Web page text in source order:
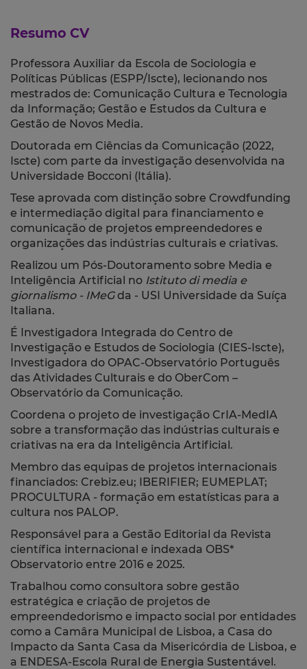
Resumo CV
Professora Auxiliar da Escola de Sociologia e
Políticas Públicas (ESPP/Iscte), lecionando nos
mestrados de: Comunicação Cultura e Tecnologia
da Informação; Gestão e Estudos da Cultura e
Gestão de Novos Media.
Doutorada em Ciências da Comunicação (2022,
Iscte) com parte da investigação desenvolvida na
Universidade Bocconi (Itália).
Tese aprovada com distinção sobre Crowdfunding
e intermediação digital para financiamento e
comunicação de projetos empreendedores e
organizações das indústrias culturais e criativas.
Realizou um Pós-Doutoramento sobre Media e
Inteligência Artificial no Istituto di media e
giornalismo - IMeGda - USI Universidade da Suíça
Italiana.
É Investigadora Integrada do Centro de
Investigação e Estudos de Sociologia (CIES-Iscte),
Investigadora do OPAC-Observatório Português
das Atividades Culturais e do OberCom –
Observatório da Comunicação.
Coordena o projeto de investigação CrIA-MedIA
sobre a transformação das indústrias culturais e
criativas na era da Inteligência Artificial.
Membro das equipas de projetos internacionais
financiados: Crebiz.eu; IBERIFIER; EUMEPLAT;
PROCULTURA - formação em estatísticas para a
cultura nos PALOP.
Responsável para a Gestão Editorial da Revista
científica internacional e indexada OBS*
Observatorio entre 2016 e 2025.
Trabalhou como consultora sobre gestão
estratégica e criação de projetos de
empreendedorismo e impacto social por entidades
como a Camâra Municipal de Lisboa, a Casa do
Impacto da Santa Casa da Misericórdia de Lisboa, e
a ENDESA-Escola Rural de Energia Sustentável.